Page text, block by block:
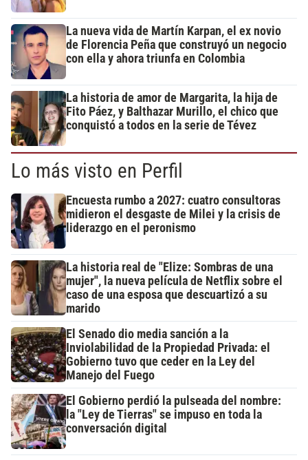
La nueva vida de Martín Karpan, el ex novio
de Florencia Peña que construyó un negocio
con ella y ahora triunfa en Colombia
La historia de amor de Margarita, la hija de
Fito Páez, y Balthazar Murillo, el chico que
conquistó a todos en la serie de Tévez
Lo más visto en Perfil
Encuesta rumbo a 2027: cuatro consultoras
midieron el desgaste de Milei y la crisis de
liderazgo en el peronismo
La historia real de "Elize: Sombras de una
mujer", la nueva película de Netflix sobre el
caso de una esposa que descuartizó a su
marido
El Senado dio media sanción a la
Inviolabilidad de la Propiedad Privada: el
Gobierno tuvo que ceder en la Ley del
Manejo del Fuego
El Gobierno perdió la pulseada del nombre:
la "Ley de Tierras" se impuso en toda la
conversación digital